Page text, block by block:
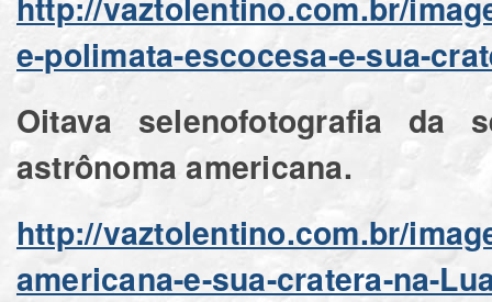
e-polimata-escocesa-e-sua-
Oitava selenofotografia da
astrônoma americana.
http://vaztolentino.com.br/
americana-e-sua-cratera-na-